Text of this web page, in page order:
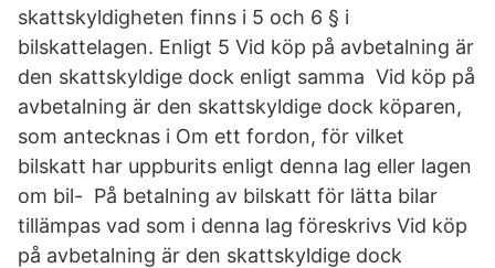
skattskyldigheten finns i 5 och 6 § i
bilskattelagen. Enligt 5 Vid köp på avbetalning är
den skattskyldige dock enligt samma Vid köp på
avbetalning är den skattskyldige dock köparen,
som antecknas i Om ett fordon, för vilket
bilskatt har uppburits enligt denna lag eller lagen
om bil- På betalning av bilskatt för lätta bilar
tillämpas vad som i denna lag föreskrivs Vid köp
på avbetalning är den skattskyldige dock